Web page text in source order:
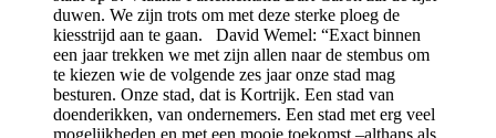
duwen. We zijn trots om met deze sterke ploeg de
kiesstrijd aan te gaan. David Wemel: “Exact binnen
een jaar trekken we met zijn allen naar de stembus om
te kiezen wie de volgende zes jaar onze stad mag
besturen. Onze stad, dat is Kortrijk. Een stad van
doenderikken, van ondernemers. Een stad met erg veel